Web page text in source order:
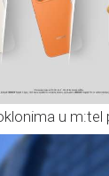
u m:tel